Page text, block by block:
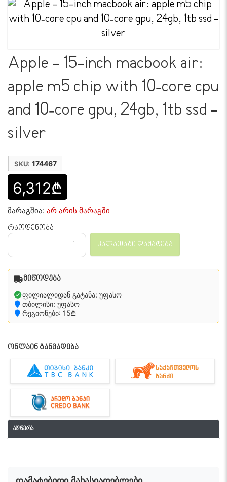
Apple - 15-inch macbook air:
apple m5 chip with 10‑core cpu
and 10‑core gpu, 24gb, 1tb ssd -
silver
SKU: 174467
6,312₾
მარაგშია: არ არის მარაგში
რაოდენობა
კალათაში დამატება
მიწოდება
ფილიალიდან გატანა: უფასო
თბილისი: უფასო
რეგიონები: 15₾
ონლაინ განვადება
აღწერა